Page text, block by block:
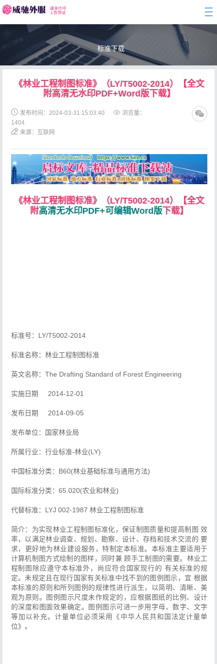
标准下载
《林业工程制图标准》（LY/T5002-2014）【全文
附高清无水印PDF+Word版下载】
发布时间：2024-03-31 15:03:40
浏览量：
1404
来源：互联网
《林业工程制图标准》（LY/T5002-2014）【全文
附高清无水印PDF+可编辑Word版下载】
标准号：LY/T5002-2014
标准名称：林业工程制图标准
英文名称：The Drafting Standard of Forest Engineering
实施日期 2014-12-01
发布日期 2014-09-05
发布单位：国家林业局
所属行业：行业标准-林业(LY)
中国标准分类：B60(林业基础标准与通用方法)
国际标准分类：65.020(农业和林业)
代替标准：LYJ 002-1987 林业工程制图标准
简介：为实现林业工程制图标准化，保证制图质量和提高制图 效
率，以满足林业调查、规划、勘察、设计、存档和技术交流的 要
求，更好地为林业建设服务，特制定本标准。本标准主要适用于
计算机制图方式绘制的图样，同时兼 顾手工制图的需要。林业工
程制图除应遵守本标准外，尚应符合国家现行的 有关标准的规
定。未规定且在现行国家有关标准中找不到的图例图示，宜 根据
本标准的原则和所列图例的规律性进行派生，以简明、清晰、美
观为原则。图例图示尺度未作规定的，应根据图纸的比例、设计
的深度和图面效果确定。图例图示可进一步用字母、数字、文字
等加以补充。计量单位必须采用《中华人民共和国法定计量单
位》。